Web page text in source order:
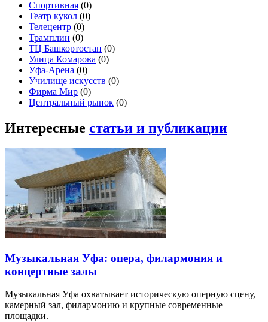
Спортивная (0)
Театр кукол (0)
Телецентр (0)
Трамплин (0)
ТЦ Башкортостан (0)
Улица Комарова (0)
Уфа-Арена (0)
Училище искусств (0)
Фирма Мир (0)
Центральный рынок (0)
Интересные статьи и публикации
Музыкальная Уфа: опера, филармония и
концертные залы
Музыкальная Уфа охватывает историческую оперную сцену,
камерный зал, филармонию и крупные современные
площадки.